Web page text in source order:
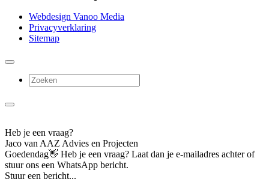
Webdesign Vanoo Media
Privacyverklaring
Sitemap
Heb je een vraag?
Jaco van AAZ Advies en Projecten
Goedendag👋 Heb je een vraag? Laat dan je e-mailadres achter of
stuur ons een WhatsApp bericht.
Stuur een bericht...